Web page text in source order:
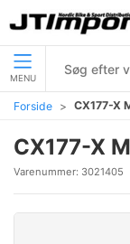
MENU
Forside CX177-X
CX177-X
Varenummer: 3021405